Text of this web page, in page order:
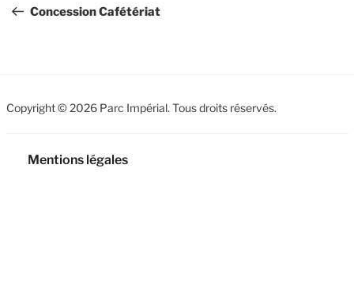
l’article
précédent
Concession Cafétériat
Copyright © 2026 Parc Impérial. Tous droits réservés.
Mentions légales